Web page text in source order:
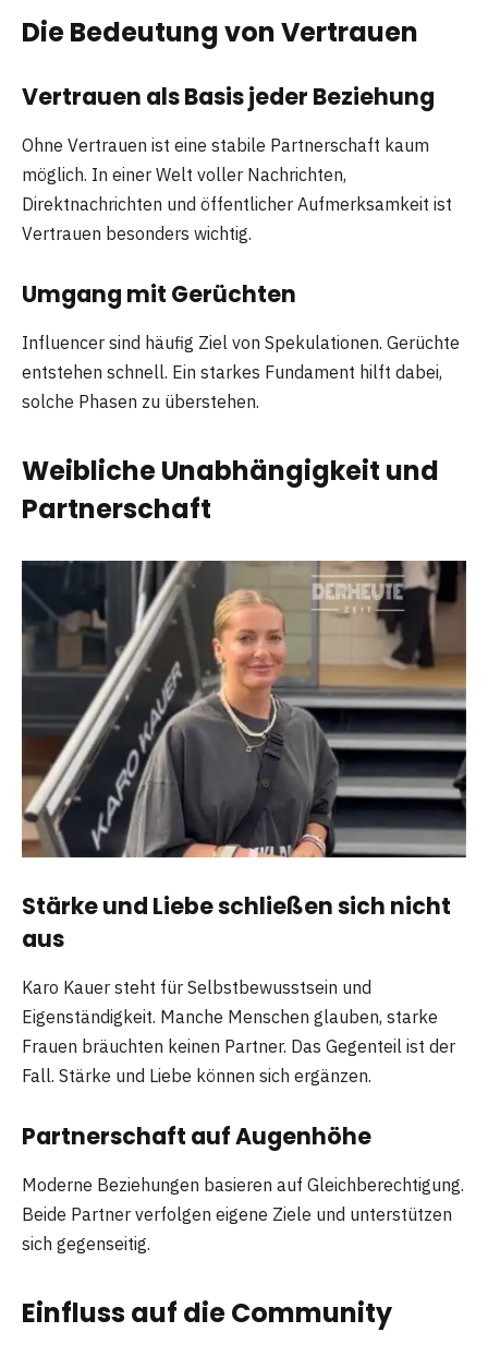
Die Bedeutung von Vertrauen
Vertrauen als Basis jeder Beziehung
Ohne Vertrauen ist eine stabile Partnerschaft kaum
möglich. In einer Welt voller Nachrichten,
Direktnachrichten und öffentlicher Aufmerksamkeit ist
Vertrauen besonders wichtig.
Umgang mit Gerüchten
Influencer sind häufig Ziel von Spekulationen. Gerüchte
entstehen schnell. Ein starkes Fundament hilft dabei,
solche Phasen zu überstehen.
Weibliche Unabhängigkeit und
Partnerschaft
Stärke und Liebe schließen sich nicht
aus
Karo Kauer steht für Selbstbewusstsein und
Eigenständigkeit. Manche Menschen glauben, starke
Frauen bräuchten keinen Partner. Das Gegenteil ist der
Fall. Stärke und Liebe können sich ergänzen.
Partnerschaft auf Augenhöhe
Moderne Beziehungen basieren auf Gleichberechtigung.
Beide Partner verfolgen eigene Ziele und unterstützen
sich gegenseitig.
Einfluss auf die Community